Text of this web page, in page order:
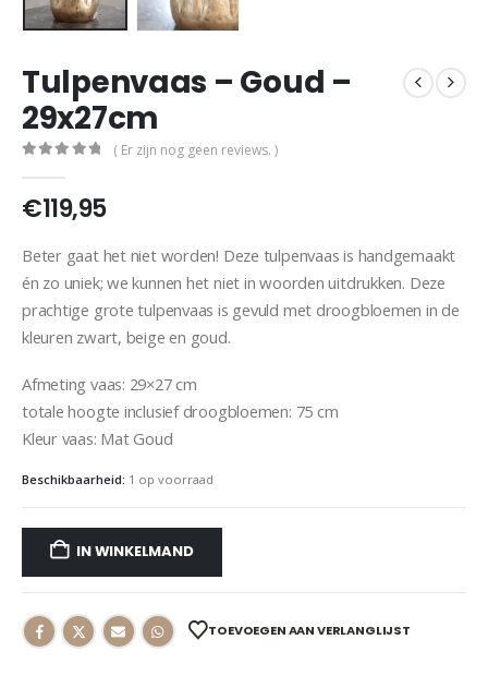
Tulpenvaas – Goud –
29x27cm
( Er zijn nog geen reviews. )
€119,95
Beter gaat het niet worden! Deze tulpenvaas is handgemaakt
én zo uniek; we kunnen het niet in woorden uitdrukken. Deze
prachtige grote tulpenvaas is gevuld met droogbloemen in de
kleuren zwart, beige en goud.
Afmeting vaas: 29×27 cm
totale hoogte inclusief droogbloemen: 75 cm
Kleur vaas: Mat Goud
Beschikbaarheid: 1 op voorraad
IN WINKELMAND
TOEVOEGEN AAN VERLANGLIJST